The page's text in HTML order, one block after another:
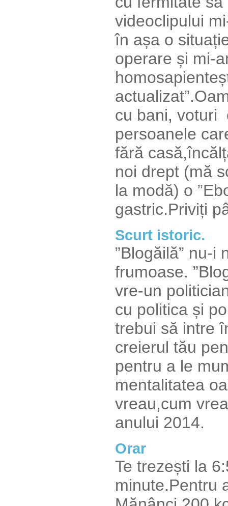
videoclipului
în așa o
operare și mi-
cu bani, voturi
persoanele
fără
noi drept (mă
la modă) o
gastric.Priviți
Scurt istoric.
”Blogăilă” nu-i
frumoase.
vre-un
cu politica și
trebui să intre
creierul tău
pentru a le
mentalitatea
vreau,cum
anului 2014.
Orar
Te trezești la
minute.Pentru